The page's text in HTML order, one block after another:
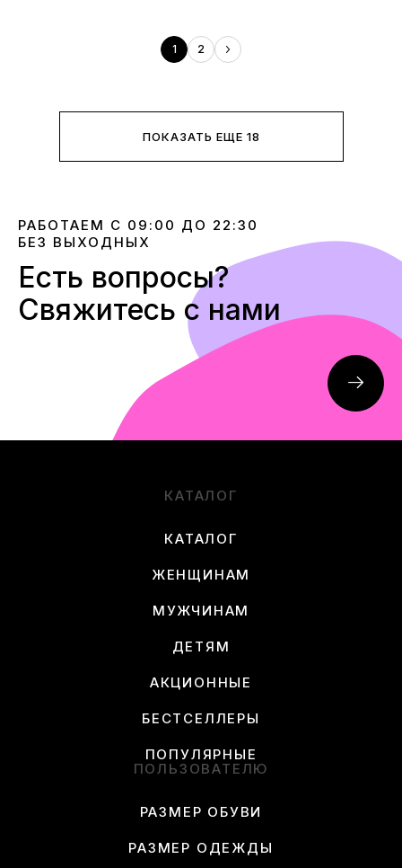
1 2
ПОКАЗАТЬ ЕЩЕ 18
РАБОТАЕМ С 09:00 ДО 22:30
БЕЗ ВЫХОДНЫХ
Есть вопросы?
Свяжитесь с нами
КАТАЛОГ
КАТАЛОГ
ЖЕНЩИНАМ
МУЖЧИНАМ
ДЕТЯМ
АКЦИОННЫЕ
БЕСТСЕЛЛЕРЫ
ПОПУЛЯРНЫЕ
ПОЛЬЗОВАТЕЛЮ
РАЗМЕР ОБУВИ
РАЗМЕР ОДЕЖДЫ